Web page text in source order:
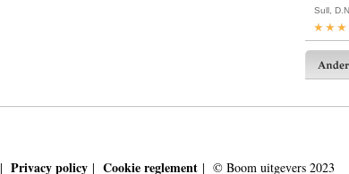
Sull,
| Privacy policy | Cookie reglement | © Boom uitgevers 2023